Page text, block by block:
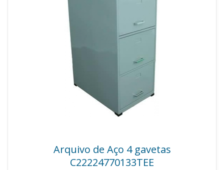
Arquivo de Aço 4 gavetas
C22224770133TEE